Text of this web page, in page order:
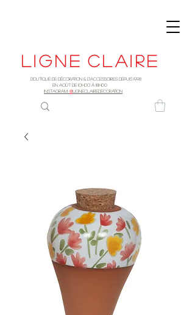
Ligne claire
Boutique de décoration & d'accessoires depuis 1998
EN AOûT DE 10h00 à 18H00
INSTAGRAM: @LIGNECLAIREDECORATION